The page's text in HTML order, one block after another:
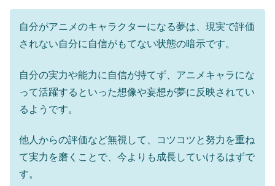
自分がアニメのキャラクターになる夢は、現実で評価
されない自分に自信がもてない状態の暗示です。
自分の実力や能力に自信が持てず、アニメキャラにな
って活躍するといった想像や妄想が夢に反映されてい
るようです。
他人からの評価など無視して、コツコツと努力を重ね
て実力を磨くことで、今よりも成長していけるはずで
す。